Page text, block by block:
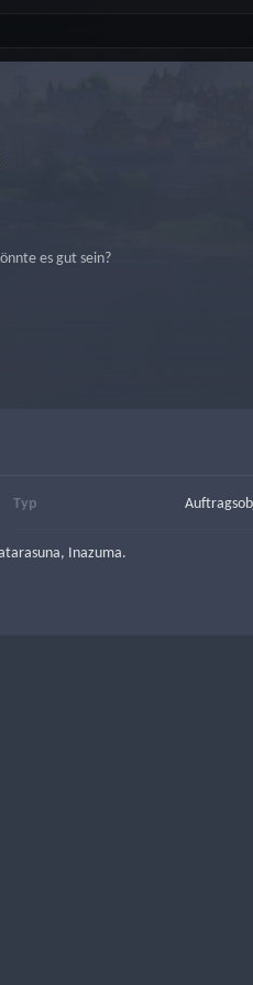
es gut sein?
Typ
Inazuma.